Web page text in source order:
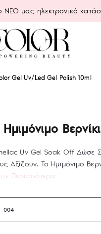
ΝΕΟ μας ηλεκτρονικό
Gel Uv/Led Gel Polish 10ml
Ημιμόνιμο
Uv Gel Soak Off Δώσε
Αξίζουν. Το Ημιμόνιμο
Περισσότερα
004